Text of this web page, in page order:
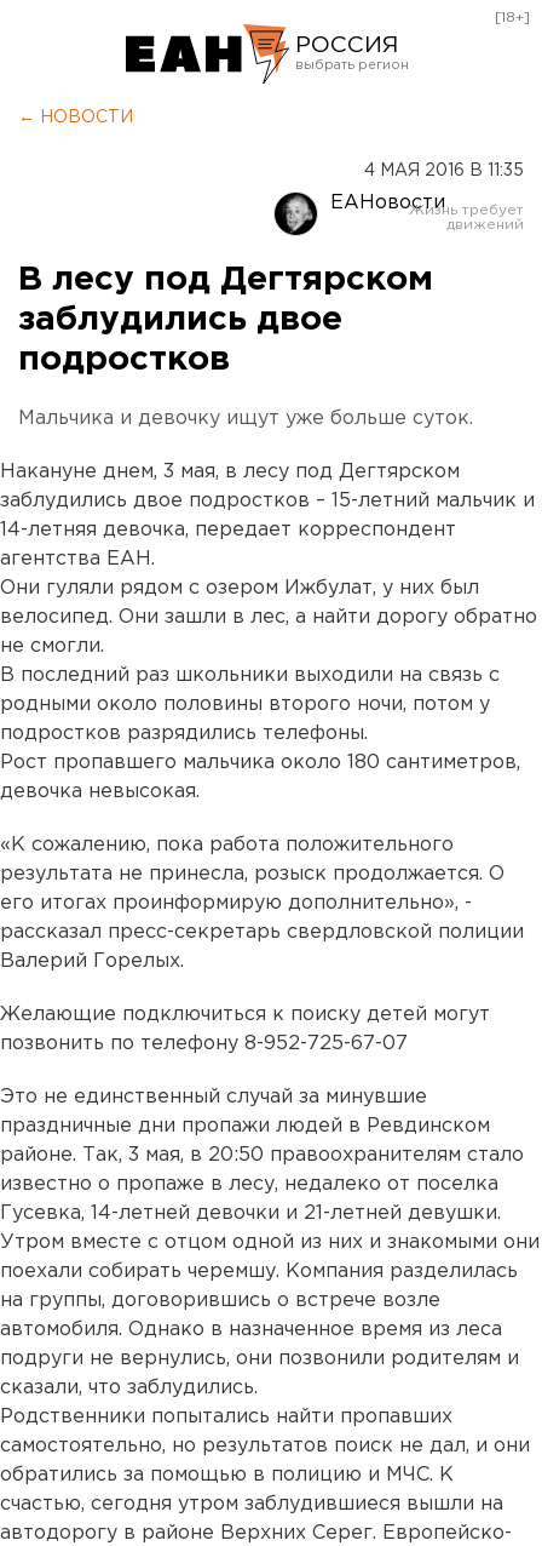
РОССИЯ
Оренбург
[18+]
← НОВОСТИ
4 МАЯ 2016 В 11:35
ЕАНовости
В лесу под Дегтярском
заблудились двое
подростков
Мальчика и девочку ищут уже больше суток.
Накануне днем, 3 мая, в лесу под Дегтярском
заблудились двое подростков – 15-летний мальчик и
14-летняя девочка, передает корреспондент
агентства ЕАН.
Они гуляли рядом с озером Ижбулат, у них был
велосипед. Они зашли в лес, а найти дорогу обратно
не смогли.
В последний раз школьники выходили на связь с
родными около половины второго ночи, потом у
подростков разрядились телефоны.
Рост пропавшего мальчика около 180 сантиметров,
девочка невысокая.
«К сожалению, пока работа положительного
результата не принесла, розыск продолжается. О
его итогах проинформирую дополнительно», -
рассказал пресс-секретарь свердловской полиции
Валерий Горелых.
Желающие подключиться к поиску детей могут
позвонить по телефону 8-952-725-67-07
Это не единственный случай за минувшие
праздничные дни пропажи людей в Ревдинском
районе. Так, 3 мая, в 20:50 правоохранителям стало
известно о пропаже в лесу, недалеко от поселка
Гусевка, 14-летней девочки и 21-летней девушки.
Утром вместе с отцом одной из них и знакомыми они
поехали собирать черемшу. Компания разделилась
на группы, договорившись о встрече возле
автомобиля. Однако в назначенное время из леса
подруги не вернулись, они позвонили родителям и
сказали, что заблудились.
Родственники попытались найти пропавших
самостоятельно, но результатов поиск не дал, и они
обратились за помощью в полицию и МЧС. К
счастью, сегодня утром заблудившиеся вышли на
автодорогу в районе Верхних Серег. Европейско-